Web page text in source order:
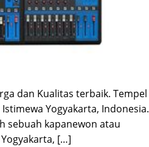
dan Kualitas terbaik. Tempel
Yogyakarta, Indonesia.
sebuah kapanewon atau
[…]